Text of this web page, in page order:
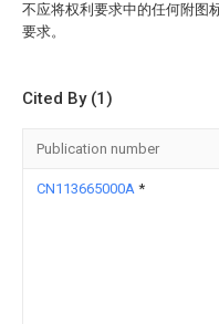
不应将权利要求中的任何附图
要求。
Cited By (1)
Publication number
CN113665000A *